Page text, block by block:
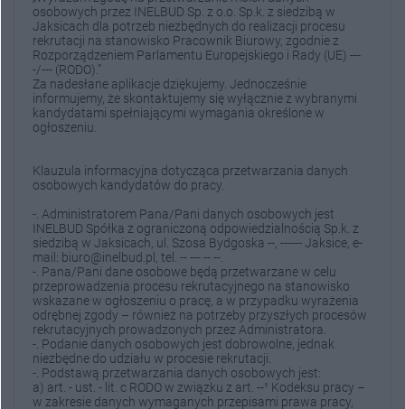
osobowych przez INELBUD Sp. z o.o. Sp.k. z siedzibą w
Jaksicach dla potrzeb niezbędnych do realizacji procesu
rekrutacji na stanowisko Pracownik Biurowy, zgodnie z
Rozporządzeniem Parlamentu Europejskiego i Rady (UE) ---
-/--- (RODO).”
Za nadesłane aplikacje dziękujemy. Jednocześnie
informujemy, że skontaktujemy się wyłącznie z wybranymi
kandydatami spełniającymi wymagania określone w
ogłoszeniu.
Klauzula informacyjna dotycząca przetwarzania danych
osobowych kandydatów do pracy.
-. Administratorem Pana/Pani danych osobowych jest
INELBUD Spółka z ograniczoną odpowiedzialnością Sp.k. z
siedzibą w Jaksicach, ul. Szosa Bydgoska --, ------ Jaksice, e-
mail: biuro@inelbud.pl, tel. -- --- -- --.
-. Pana/Pani dane osobowe będą przetwarzane w celu
przeprowadzenia procesu rekrutacyjnego na stanowisko
wskazane w ogłoszeniu o pracę, a w przypadku wyrażenia
odrębnej zgody – również na potrzeby przyszłych procesów
rekrutacyjnych prowadzonych przez Administratora.
-. Podanie danych osobowych jest dobrowolne, jednak
niezbędne do udziału w procesie rekrutacji.
-. Podstawą przetwarzania danych osobowych jest:
a) art. - ust. - lit. c RODO w związku z art. --¹ Kodeksu pracy –
w zakresie danych wymaganych przepisami prawa pracy,